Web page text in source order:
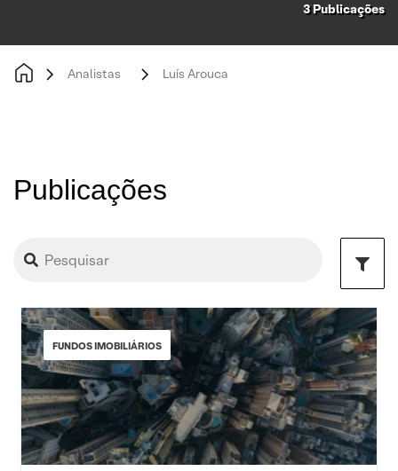
3Publicações
Analistas Luís Arouca
Publicações
FUNDOS IMOBILIÁRIOS